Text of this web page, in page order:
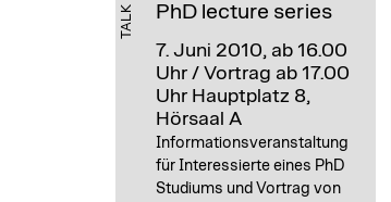
TALK PhD lecture series
7. Juni 2010, ab 16.00
Uhr / Vortrag ab 17.00
UhrHauptplatz 8,
Hörsaal A
Informationsveranstaltung
für Interessierte eines PhD
Studiums und Vortrag von